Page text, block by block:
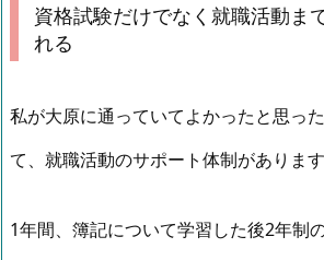
資格試験だけでなく就職活動ま
れる
私が大原に通っていてよかったと思っ
て、就職活動のサポート体制があります
1年間、簿記について学習した後2年制